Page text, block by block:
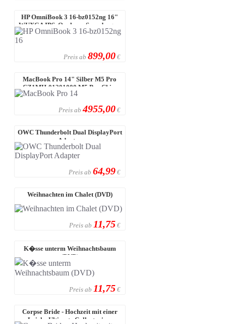
HP OmniBook 3 16-bz0152ng 16"
WUXGA IPS, Qualcom Snapdragon
X1-2 ...
Preis ab 899,00€
MacBook Pro 14" Silber M5 Pro
CZ1MH-01201000 M5 Pro Chip,
15C-CP ...
Preis ab 4955,00€
OWC Thunderbolt Dual DisplayPort
Adapter
Preis ab 64,99€
Weihnachten im Chalet (DVD)
Preis ab 11,75 €
K�sse unterm Weihnachtsbaum
(DVD)
Preis ab 11,75 €
Corpse Bride - Hochzeit mit einer
Leiche Ultimate Collector's ...